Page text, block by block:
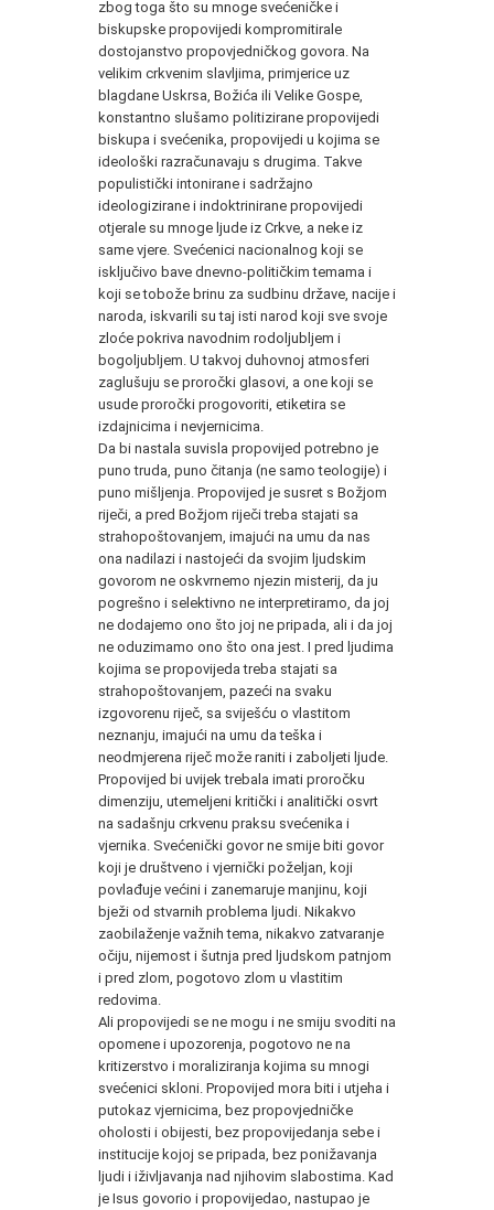
zbog toga što su mnoge svećeničke i
biskupske propovijedi kompromitirale
dostojanstvo propovjedničkog govora. Na
velikim crkvenim slavljima, primjerice uz
blagdane Uskrsa, Božića ili Velike Gospe,
konstantno slušamo politizirane propovijedi
biskupa i svećenika, propovijedi u kojima se
ideološki razračunavaju s drugima. Takve
populistički intonirane i sadržajno
ideologizirane i indoktrinirane propovijedi
otjerale su mnoge ljude iz Crkve, a neke iz
same vjere. Svećenici nacionalnog koji se
isključivo bave dnevno-političkim temama i
koji se tobože brinu za sudbinu države, nacije i
naroda, iskvarili su taj isti narod koji sve svoje
zloće pokriva navodnim rodoljubljem i
bogoljubljem. U takvoj duhovnoj atmosferi
zaglušuju se proročki glasovi, a one koji se
usude proročki progovoriti, etiketira se
izdajnicima i nevjernicima.
Da bi nastala suvisla propovijed potrebno je
puno truda, puno čitanja (ne samo teologije) i
puno mišljenja. Propovijed je susret s Božjom
riječi, a pred Božjom riječi treba stajati sa
strahopoštovanjem, imajući na umu da nas
ona nadilazi i nastojeći da svojim ljudskim
govorom ne oskvrnemo njezin misterij, da ju
pogrešno i selektivno ne interpretiramo, da joj
ne dodajemo ono što joj ne pripada, ali i da joj
ne oduzimamo ono što ona jest. I pred ljudima
kojima se propovijeda treba stajati sa
strahopoštovanjem, pazeći na svaku
izgovorenu riječ, sa sviješću o vlastitom
neznanju, imajući na umu da teška i
neodmjerena riječ može raniti i zaboljeti ljude.
Propovijed bi uvijek trebala imati proročku
dimenziju, utemeljeni kritički i analitički osvrt
na sadašnju crkvenu praksu svećenika i
vjernika. Svećenički govor ne smije biti govor
koji je društveno i vjernički poželjan, koji
povlađuje većini i zanemaruje manjinu, koji
bježi od stvarnih problema ljudi. Nikakvo
zaobilaženje važnih tema, nikakvo zatvaranje
očiju, nijemost i šutnja pred ljudskom patnjom
i pred zlom, pogotovo zlom u vlastitim
redovima.
Ali propovijedi se ne mogu i ne smiju svoditi na
opomene i upozorenja, pogotovo ne na
kritizerstvo i moraliziranja kojima su mnogi
svećenici skloni. Propovijed mora biti i utjeha i
putokaz vjernicima, bez propovjedničke
oholosti i obijesti, bez propovijedanja sebe i
institucije kojoj se pripada, bez ponižavanja
ljudi i iživljavanja nad njihovim slabostima. Kad
je Isus govorio i propovijedao, nastupao je